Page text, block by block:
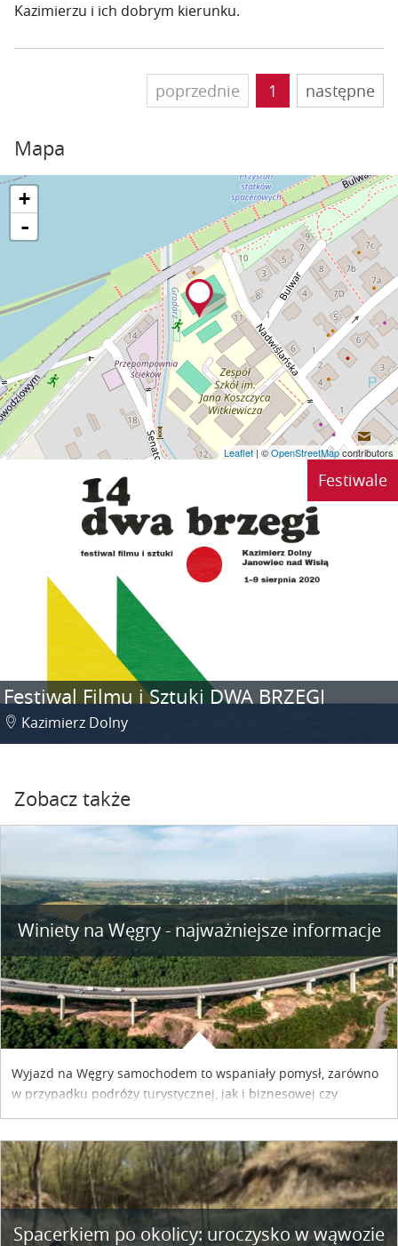
Kazimierzu i ich dobrym kierunku.
poprzednie 1 następne
Mapa
+
-
Leaflet| ©OpenStreetMapcontributors
Festiwale
Festiwal Filmu i Sztuki DWA BRZEGI
Kazimierz Dolny
Zobacz także
Winiety na Węgry - najważniejsze informacje
Wyjazd na Węgry samochodem to wspaniały pomysł, zarówno
w przypadku podróży turystycznej, jak i biznesowej czy
służbowej. Pamiętać tylko trzeba o wykupieniu winiety, co
współpracy reklamowej z Hungary Vignette.
Spacerkiem po okolicy: uroczysko w wąwozie